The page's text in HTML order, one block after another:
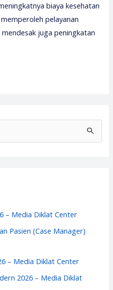
biaya kesehatan
pelayanan
juga peningkatan
– Media Diklat Center
Pasien (Case Manager)
– Media Diklat Center
2026 – Media Diklat